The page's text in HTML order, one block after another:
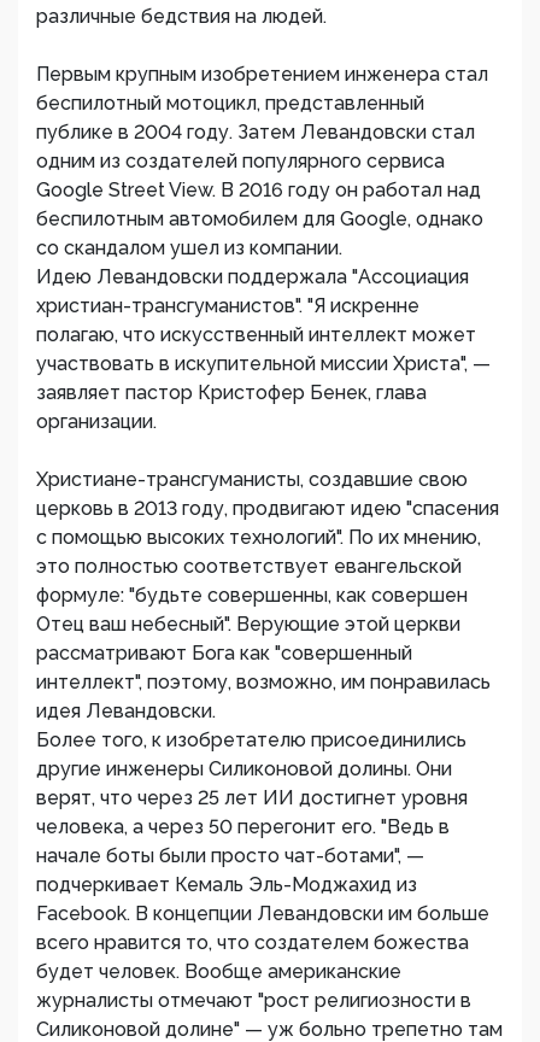
различные бедствия на людей.
Первым крупным изобретением инженера стал
беспилотный мотоцикл, представленный
публике в 2004 году. Затем Левандовски стал
одним из создателей популярного сервиса
Google Street View. В 2016 году он работал над
беспилотным автомобилем для Google, однако
со скандалом ушел из компании.
Идею Левандовски поддержала "Ассоциация
христиан-трансгуманистов". "Я искренне
полагаю, что искусственный интеллект может
участвовать в искупительной миссии Христа", —
заявляет пастор Кристофер Бенек, глава
организации.
Христиане-трансгуманисты, создавшие свою
церковь в 2013 году, продвигают идею "спасения
с помощью высоких технологий". По их мнению,
это полностью соответствует евангельской
формуле: "будьте совершенны, как совершен
Отец ваш небесный". Верующие этой церкви
рассматривают Бога как "совершенный
интеллект", поэтому, возможно, им понравилась
идея Левандовски.
Более того, к изобретателю присоединились
другие инженеры Силиконовой долины. Они
верят, что через 25 лет ИИ достигнет уровня
человека, а через 50 перегонит его. "Ведь в
начале боты были просто чат-ботами", —
подчеркивает Кемаль Эль-Моджахид из
Facebook. В концепции Левандовски им больше
всего нравится то, что создателем божества
будет человек. Вообще американские
журналисты отмечают "рост религиозности в
Силиконовой долине" — уж больно трепетно там